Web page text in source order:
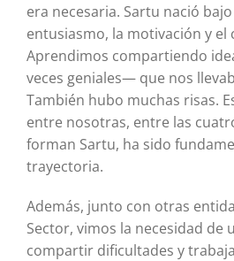
era necesaria. Sartu nació
entusiasmo, la motivación y el
Aprendimos compartiendo
veces geniales— que nos
También hubo muchas risas.
entre nosotras, entre las
forman Sartu, ha sido
trayectoria.
Además, junto con otras
Sector, vimos la necesidad de
compartir dificultades y